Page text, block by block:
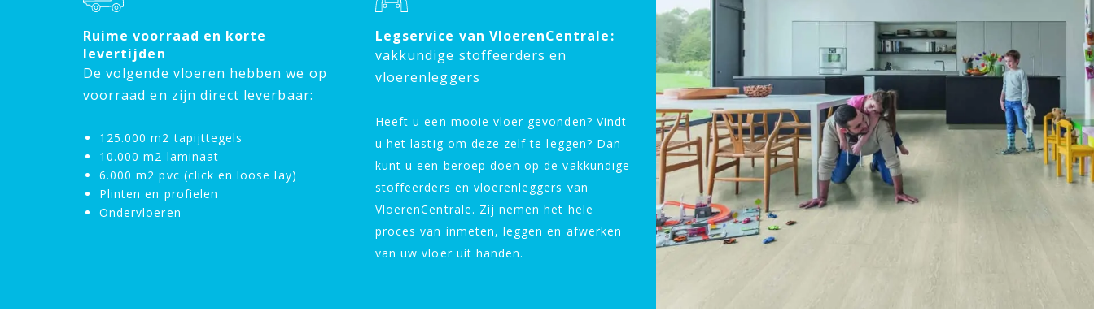
Ruime voorraad en korte
levertijden
De volgende vloeren hebben we op
voorraad en zijn direct leverbaar:
125.000 m2 tapijttegels
10.000 m2 laminaat
6.000 m2 pvc (click en loose lay)
Plinten en profielen
Ondervloeren
Legservice van VloerenCentrale:
vakkundige stoffeerders en
vloerenleggers
Heeft u een mooie vloer gevonden? Vindt
u het lastig om deze zelf te leggen? Dan
kunt u een beroep doen op de vakkundige
stoffeerders en vloerenleggers van
VloerenCentrale. Zij nemen het hele
proces van inmeten, leggen en afwerken
van uw vloer uit handen.